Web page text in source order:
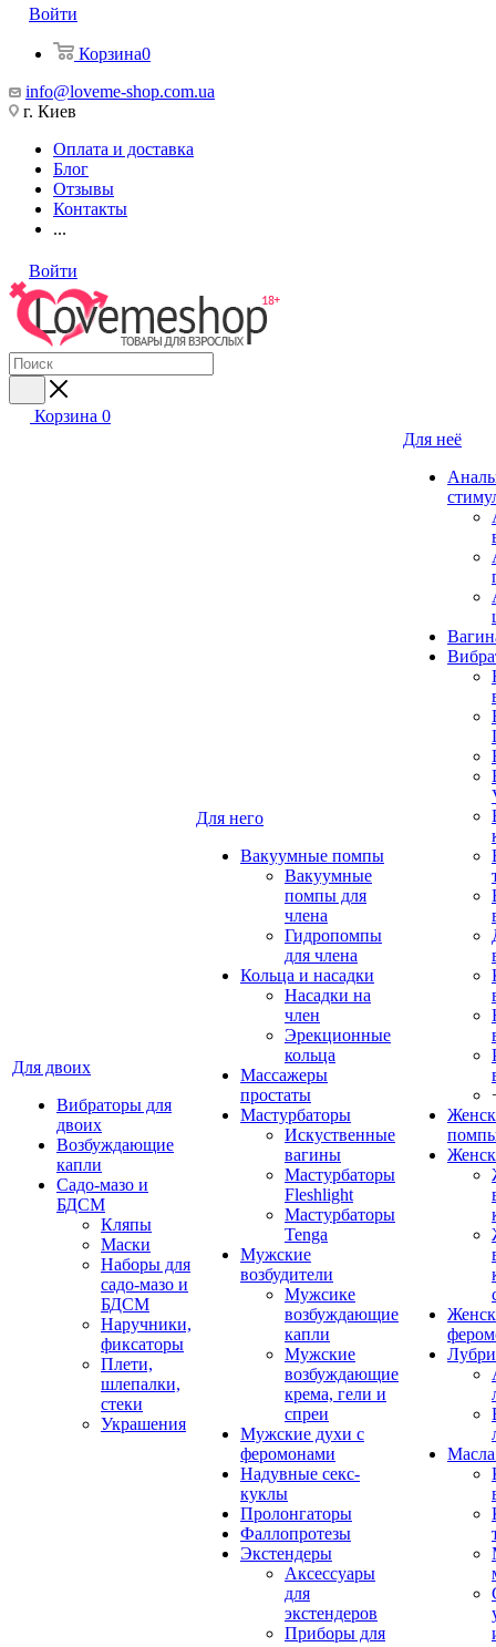
Войти
Корзина0
info@loveme-shop.com.ua
г. Киев
Оплата и доставка
Блог
Отзывы
Контакты
...
Войти
Корзина 0
Для двоих
Вибраторы для
двоих
Возбуждающие
капли
Садо-мазо и
БДСМ
Кляпы
Маски
Наборы для
садо-мазо и
БДСМ
Наручники,
фиксаторы
Плети,
шлепалки,
стеки
Украшения
Для него
Вакуумные помпы
Вакуумные
помпы для
члена
Гидропомпы
для члена
Кольца и насадки
Насадки на
член
Эрекционные
кольца
Массажеры
простаты
Мастурбаторы
Искуственные
вагины
Мастурбаторы
Fleshlight
Мастурбаторы
Tenga
Мужские
возбудители
Мужсике
возбуждающие
капли
Мужские
возбуждающие
крема, гели и
спреи
Мужские духи с
феромонами
Надувные секс-
куклы
Пролонгаторы
Фаллопротезы
Экстендеры
Аксессуары
для
экстендеров
Приборы для
Для неё